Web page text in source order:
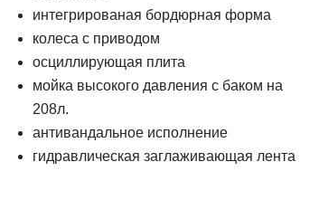
интегрированая бордюрная форма
колеса с приводом
осциллирующая плита
мойка высокого давления с баком на
208л.
антивандальное исполнение
гидравлическая заглаживающая лента